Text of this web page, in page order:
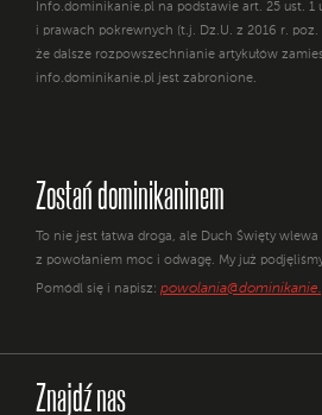
Info.dominikanie.pl na podstawie art. 25 ust. 1
i prawach pokrewnych (t.j. Dz.U. z 2016 r.
że dalsze rozpowszechnianie artykułów
info.dominikanie.pl jest zabronione.
Zostań dominikaninem
To nie jest łatwa droga, ale Duch Święty
z powołaniem moc i odwagę. My już
Pomódl się i napisz:
Znajdź nas